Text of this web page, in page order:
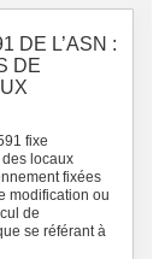
DE L’ASN :
DE
fixe
locaux
fixées
modification ou
de
se référant à